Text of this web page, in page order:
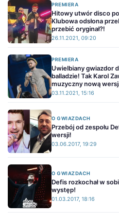
PREMIERA
Hitowy utwór disco
Klubowa odsłona
przebić oryginał?!
26.11.2021, 09:20
PREMIERA
Uwielbiany gwiazdor
balladzie! Tak Karol
muzyczny nową
03.11.2021, 15:16
O GWIAZDACH
Przebój od zespołu
wersji!
03.06.2017, 19:29
O GWIAZDACH
Defis rozkochał w
występ!
01.03.2017, 18:16